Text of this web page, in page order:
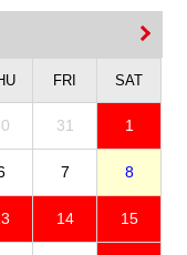
FRI SAT
31 1
7 8
14 15